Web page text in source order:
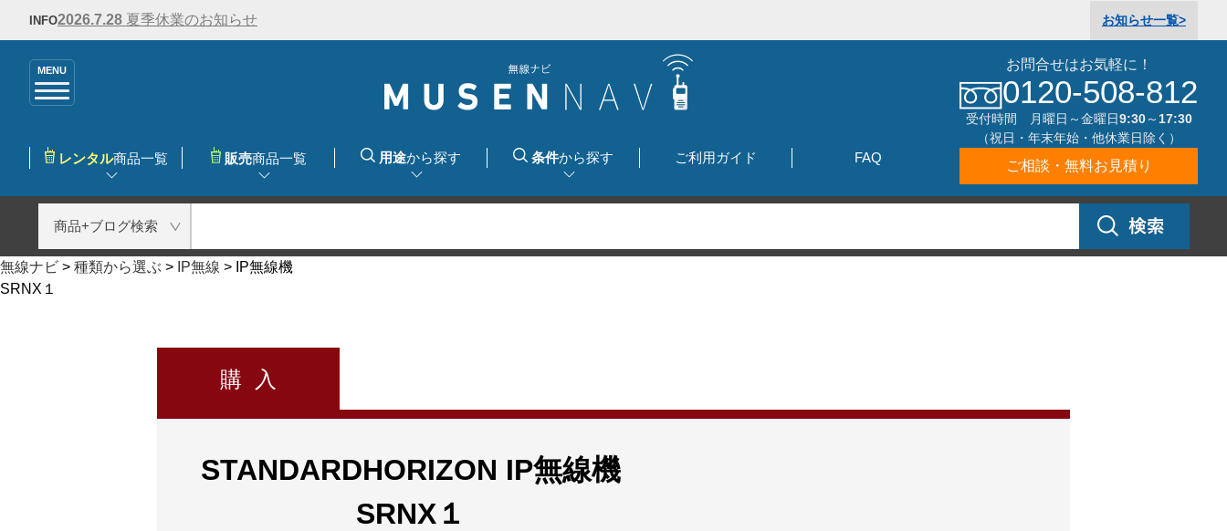
INFO2026.7.28 夏季休業のお知らせ お知らせ一覧>
MENU
レンタル商品一覧 販売商品一覧 用途から探す 条件から探す ご利用ガイド FAQ
お問合せはお気軽に！
0120-508-812
受付時間 月曜日～金曜日9:30～17:30
（祝日・年末年始・他休業日除く）
ご相談・無料お見積り
無線ナビ > 種類から選ぶ > IP無線 > IP無線機
SRNX１
購 入
STANDARDHORIZON IP無線機
SRNX１